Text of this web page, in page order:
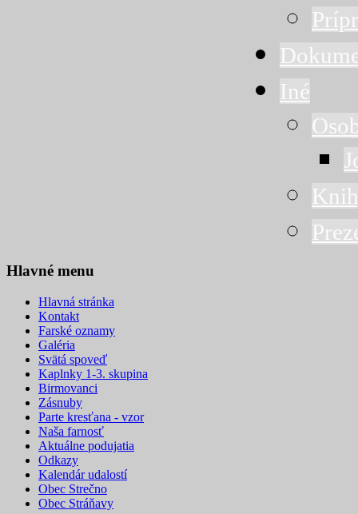
Iné
Hlavné menu
Hlavná stránka
Kontakt
Farské oznamy
Galéria
Svätá spoveď
Kaplnky 1-3. skupina
Birmovanci
Zásnuby
Parte kresťana - vzor
Naša farnosť
Aktuálne podujatia
Odkazy
Kalendár udalostí
Obec Strečno
Obec Stráňavy